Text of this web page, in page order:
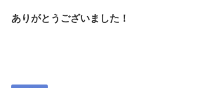
ありがとうございました！